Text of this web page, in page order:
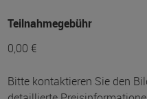
Teilnahmegebühr
0,00 €
Bitte kontaktieren Sie den